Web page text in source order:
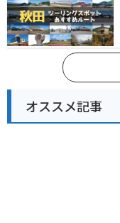
オススメ記事